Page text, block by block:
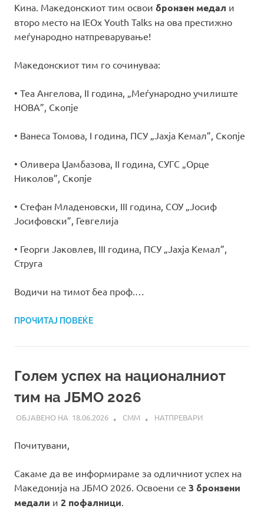
Кина. Македонскиот тим освои бронзен медал и
второ место на IEOx Youth Talks на ова престижно
меѓународно натпреварување!
Македонскиот тим го сочинуваа:
• Теа Ангелова, II година, „Меѓународно училиште
НОВА”, Скопје
• Ванеса Томова, I година, ПСУ „Јахја Кемал”, Скопје
• Оливера Џамбазова, II година, СУГС „Орце
Николов”, Скопје
• Стефан Младеновски, III година, СОУ „Јосиф
Јосифовски”, Гевгелија
• Георги Јаковлев, III година, ПСУ „Јахја Кемал”,
Струга
Водичи на тимот беа проф.…
ПРОЧИТАЈ ПОВЕЌЕ
Голем успех на националниот
тим на ЈБМО 2026
18.06.2026 СММ НАТПРЕВАРИ
Почитувани,
Сакаме да ве информираме за одличниот успех на
Македонија на ЈБМО 2026. Освоени се 3 бронзени
медали и 2 пофалници